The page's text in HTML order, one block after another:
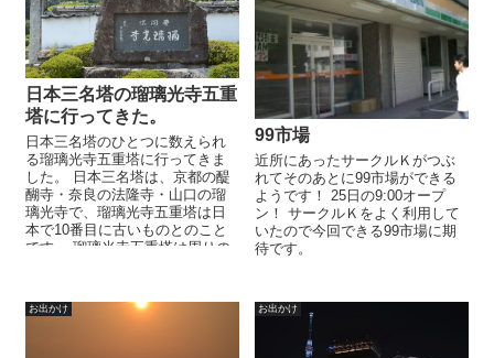
日本三名塔の瑠璃光寺五重
塔に行ってきた。
日本三名塔のひとつに数えられ
る瑠璃光寺五重塔に行ってきま
した。 日本三名塔は、京都の醍
醐寺・奈良の法隆寺・山口の瑠
璃光寺で、瑠璃光寺五重塔は日
本で10番目に古いものとのこと
です。 瑠璃光寺五重塔は周りの
99市場
近所にあったサークルＫがつぶ
れてそのあとに99市場ができる
ようです！ 25日の9:00オープ
ン！ サークルＫをよく利用して
いたので今回できる99市場に期
待です。
お出かけ お出かけ